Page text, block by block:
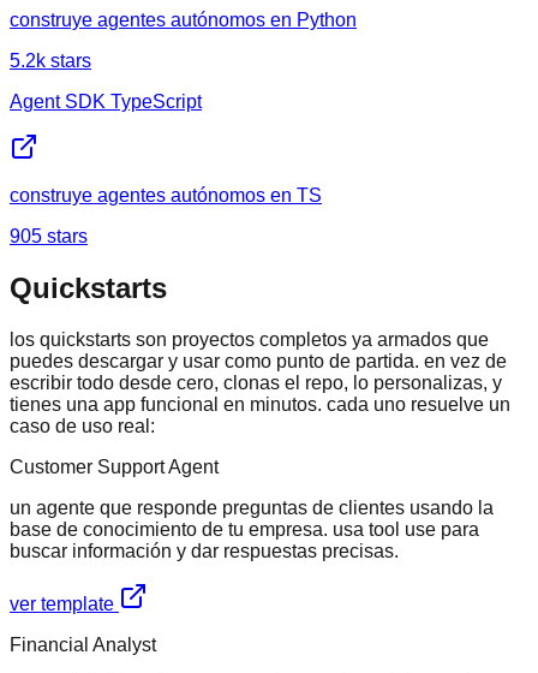
construye agentes autónomos en Python
5.2k stars
Agent SDK TypeScript
construye agentes autónomos en TS
905 stars
Quickstarts
los quickstarts son proyectos completos ya armados que
puedes descargar y usar como punto de partida. en vez de
escribir todo desde cero, clonas el repo, lo personalizas, y
tienes una app funcional en minutos. cada uno resuelve un
caso de uso real:
Customer Support Agent
un agente que responde preguntas de clientes usando la
base de conocimiento de tu empresa. usa tool use para
buscar información y dar respuestas precisas.
ver template
Financial Analyst